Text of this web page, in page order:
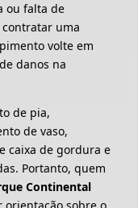
ou falta de
uma
volte em
danos na
de pia,
de vaso,
caixa de gordura e
Portanto, quem
Continental